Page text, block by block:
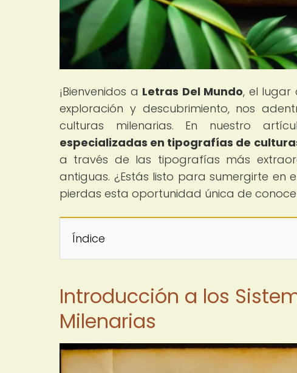
¡Bienvenidos a Letras Del Mundo, el lugar
exploración y descubrimiento, nos
culturas milenarias. En nuestro
especializadas en tipografías de
a través de las tipografías más
antiguas. ¿Estás listo para sumergirte en
pierdas esta oportunidad única de
Índice
Introducción a los
Milenarias